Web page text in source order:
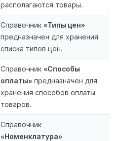
располагаются товары.
Справочник «Типы цен»
предназначен для хранения
списка типов цен.
Справочник «Способы
оплаты» предназначен для
хранения способов оплаты
товаров.
Справочник
«Номенклатура»